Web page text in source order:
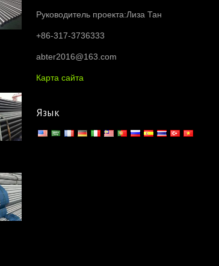
Руководитель проекта:Лиза Тан
+86-317-3736333
abter2016@163.com
Карта сайта
Язык